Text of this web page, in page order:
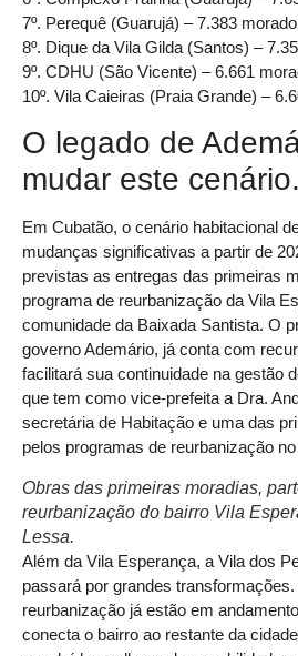
7º. Perequê (Guarujá) – 7.383
8º. Dique da Vila Gilda (Santos) –
9º. CDHU (São Vicente) – 6.661
10º. Vila Caieiras (Praia Grande) –
O legado de
mudar este cenário.
Em Cubatão, o cenário habitacional
mudanças significativas a partir de
previstas as entregas das primeiras
programa de reurbanização da Vila
comunidade da Baixada Santista. O
governo Ademário, já conta com
facilitará sua continuidade na gestão
que tem como vice-prefeita a Dra.
secretária de Habitação e uma das
pelos programas de reurbanização
Obras das primeiras moradias,
reurbanização do bairro Vila
Lessa.
Além da Vila Esperança, a Vila dos
passará por grandes
reurbanização já estão em
conecta o bairro ao restante da